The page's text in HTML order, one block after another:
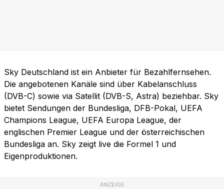
Sky Deutschland ist ein Anbieter für Bezahlfernsehen.
Die angebotenen Kanäle sind über Kabelanschluss
(DVB-C) sowie via Satellit (DVB-S, Astra) beziehbar. Sky
bietet Sendungen der Bundesliga, DFB-Pokal, UEFA
Champions League, UEFA Europa League, der
englischen Premier League und der österreichischen
Bundesliga an. Sky zeigt live die Formel 1 und
Eigenproduktionen.
ANZEIGE